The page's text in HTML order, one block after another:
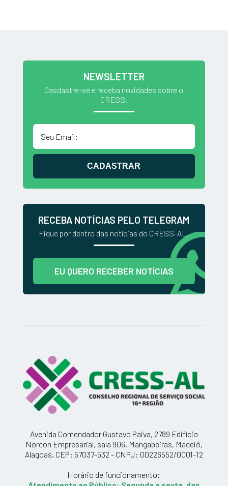
NEWSLETTER
Casdastre-se e receba novidades sobre o
CRESS.
CADASTRAR
RECEBA NOTÍCIAS PELO TELEGRAM
Fique por dentro das notícias do CRESS-AL.
EU QUERO RECEBER NOTÍCIAS
Avenida Comendador Gustavo Paiva, 2789 Edifício
Norcon Empresarial, sala 906, Mangabeiras, Maceió,
Alagoas. CEP: 57037-532 - CNPJ: 00226552/0001-12
Horário de funcionamento: